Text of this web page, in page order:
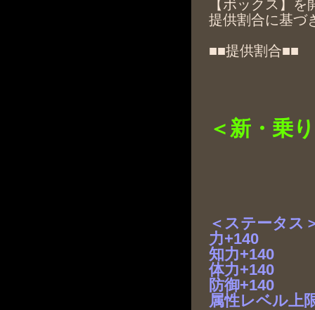
【ボックス】
提供割合に基づ
■■提供割合■■
＜新・乗
＜ステータス
力+140
知力+140
体力+140
防御+140
属性レベル上